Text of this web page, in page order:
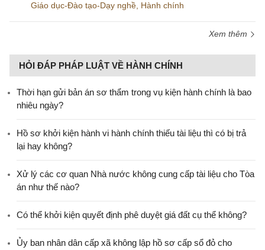
Giáo dục-Đào tạo-Dạy nghề Hành chính
Xem thêm
HỎI ĐÁP PHÁP LUẬT VỀ HÀNH CHÍNH
Thời hạn gửi bản án sơ thẩm trong vụ kiện hành chính là bao
nhiêu ngày?
Hồ sơ khởi kiện hành vi hành chính thiếu tài liệu thì có bị trả
lại hay không?
Xử lý các cơ quan Nhà nước không cung cấp tài liệu cho Tòa
án như thế nào?
Có thể khởi kiện quyết định phê duyệt giá đất cụ thể không?
Ủy ban nhân dân cấp xã không lập hồ sơ cấp sổ đỏ cho